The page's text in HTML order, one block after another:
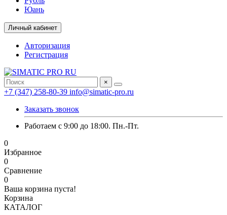
Юань
Личный кабинет
Авторизация
Регистрация
×
+7 (347) 258-80-39 info@simatic-pro.ru
Заказать звонок
Работаем с 9:00 до 18:00. Пн.-Пт.
0
Избранное
0
Сравнение
0
Ваша корзина пуста!
Корзина
КАТАЛОГ